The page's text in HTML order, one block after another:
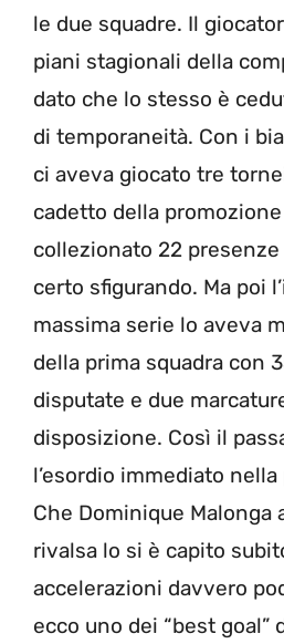
le due squadre. Il
piani stagionali della
dato che lo stesso è
di temporaneità. Con i
ci aveva giocato tre
cadetto della
collezionato 22
certo sfigurando. Ma poi
massima serie lo aveva
della prima squadra con
disputate e due
disposizione. Così il
l’esordio immediato
Che Dominique Malonga
rivalsa lo si è capito
accelerazioni davvero
ecco uno dei “best goal”